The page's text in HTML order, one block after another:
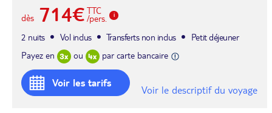
dès 714€ TTC
/pers.
2 nuits
Vol inclus Transferts non inclus
Petit déjeuner
Payez en
ou par carte bancaire
Voir les tarifs
Voir le descriptif du voyage